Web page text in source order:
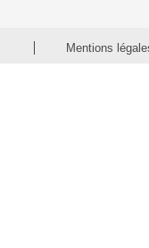
Mentions